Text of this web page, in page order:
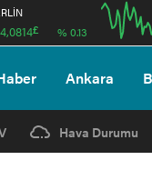
£ % 0.13
Ankara
Hava Durumu